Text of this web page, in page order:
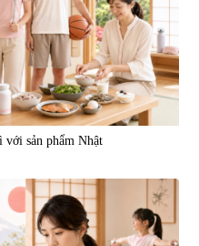
với sản phẩm Nhật